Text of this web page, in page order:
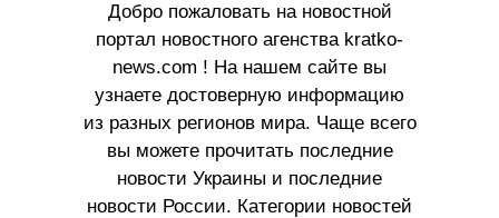
Добро пожаловать на новостной
портал новостного агенства kratko-
news.com ! На нашем сайте вы
узнаете достоверную информацию
из разных регионов мира. Чаще всего
вы можете прочитать последние
новости Украины и последние
новости России. Категории новостей